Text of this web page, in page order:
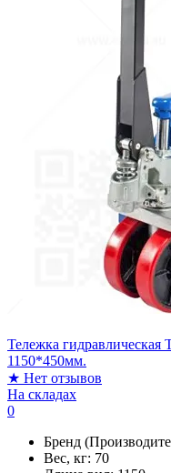
Тележка гидравлическая
1150*450мм.
★ Нет отзывов
На складах
0
Бренд
Вес, кг: 70